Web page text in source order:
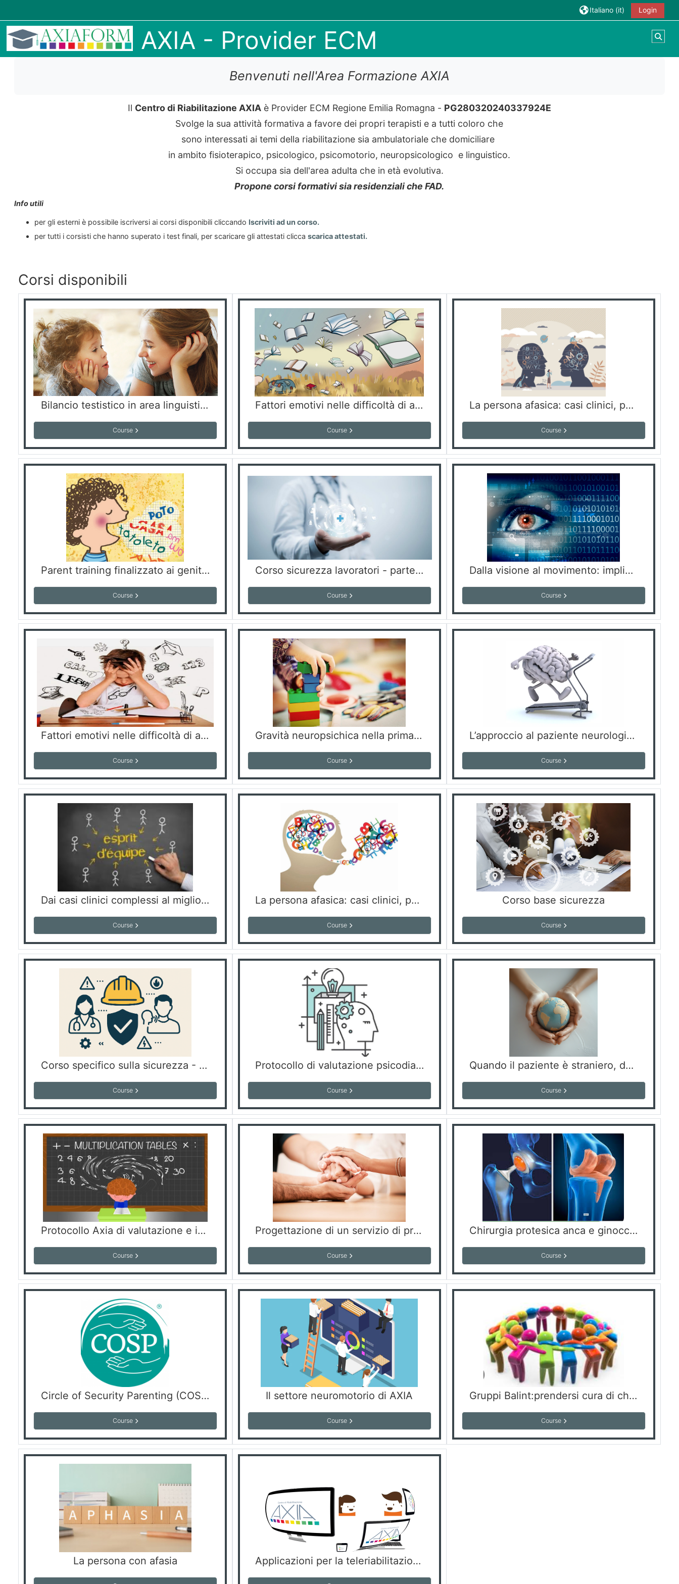
Italiano ‎(it)‎ Login
AXIA - Provider ECM
Benvenuti nell'Area Formazione AXIA
Il Centro di Riabilitazione AXIAè Provider ECM Regione Emilia Romagna - PG280320240337924E
Svolge la sua attività formativa a favore dei propri terapisti e a tutti coloro che
sono interessati ai temi della riabilitazione sia ambulatoriale che domiciliare
in ambito fisioterapico, psicologico, psicomotorio, neuropsicologico e linguistico.
Si occupa sia dell'area adulta che in età evolutiva.
Propone corsi formativi sia residenziali che FAD.
Info utili
per gli esterni è possibile iscriversi ai corsi disponibili cliccando Iscriviti ad un corso.
per tutti i corsisti che hanno superato i test finali, per scaricare gli attestati cliccascarica attestati.
Corsi disponibili
Bilancio testistico in area linguistica con riferimento all’area pragmatica e alla valutazione preliminare della CAA
Course
Fattori emotivi nelle difficoltà di apprendimento: percorsi terapeutici
Course
La persona afasica: casi clinici, percorsi riabilitativi e aspetti emotivi” Seconda parte
Course
Parent training finalizzato ai genitori di bambini con disturbo del linguaggio
Course
Corso sicurezza lavoratori - parte specifica rischio medio
Course
Dalla visione al movimento: implicazioni riabilitative nei deficit visivi
Course
Fattori emotivi nelle difficoltà di apprendimento
Course
Gravità neuropsichica nella prima infanzia: percorsi riabilitativi in neuropsicomotricità e logopedia
Course
L’approccio al paziente neurologico: dal ragionamento clinico al trattamento neuroriabilitativo
Course
Dai casi clinici complessi al miglioramento della presa in carico riabilitativa
Course
La persona afasica: casi clinici, percorsi riabilitativi e aspetti emotivi
Course
Corso base sicurezza
Course
Corso specifico sulla sicurezza - Aggiornamento
Course
Protocollo di valutazione psicodiagnostica in età evolutiva: il ruolo dello psicologo-psicoterapeuta nell'ambito di una realtà riabilitativa accreditata
Course
Quando il paziente è straniero, dall'accesso alle cure al giusto percorso riabilitativo
Course
Protocollo Axia di valutazione e intervento riabilitativo della discalculia
Course
Progettazione di un servizio di presa in carico multidisciplinare
Course
Chirurgia protesica anca e ginocchio,stato dell'arte
Course
Circle of Security Parenting (COSP)
Course
Il settore neuromotorio di AXIA
Course
Gruppi Balint:prendersi cura di chi cura
Course
La persona con afasia Applicazioni per la teleriabilitazione - Corso NO ECM